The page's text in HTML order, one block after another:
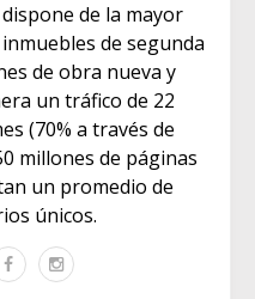
de la mayor
de segunda
de obra nueva y
un tráfico de 22
(70% a través de
millones de páginas
un promedio de
únicos.